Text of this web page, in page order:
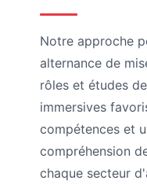
Notre approche
alternance de
rôles et études
immersives
compétences et
compréhension
chaque secteur